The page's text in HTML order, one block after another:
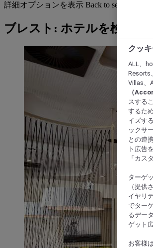
詳細オプションを表示 Back to search by
ブレスト: ホテルを検索する
クッ
ALL、
Resorts
Villas、
（
スする
するた
イズす
ックサ
との連
ト広告
「カス
ターゲ
（提供
イヤリ
でター
るデー
ゲット
お客様